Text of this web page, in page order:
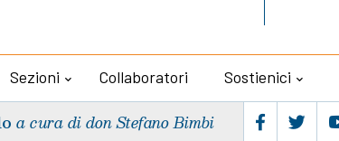
Sezioni Collaboratori Sostienici
a cura di don Stefano Bimbi